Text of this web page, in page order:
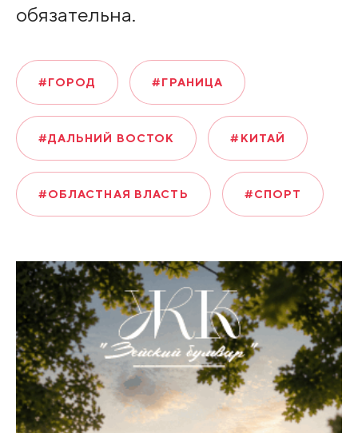
обязательна.
#ГОРОД #ГРАНИЦА
#ДАЛЬНИЙ ВОСТОК #КИТАЙ
#ОБЛАСТНАЯ ВЛАСТЬ #СПОРТ